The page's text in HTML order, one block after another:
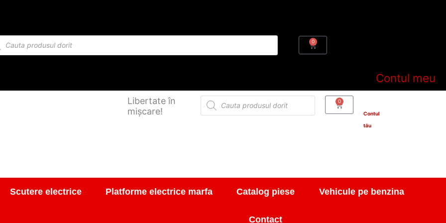
0 Cart
Contul meu
Libertate în
mișcare!
Products
search
0 Cart
Contul
tău
Scutere electrice Platforme electrice marfa Catalog piese Vehicule pe benzina
Contact